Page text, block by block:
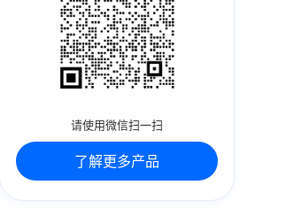
请使用微信扫一扫
了解更多产品